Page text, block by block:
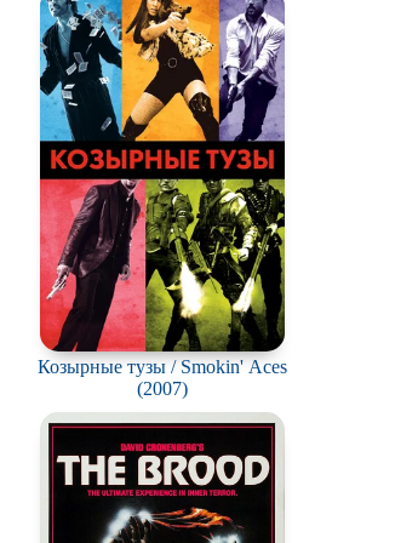
Козырные тузы / Smokin' Aces
(2007)